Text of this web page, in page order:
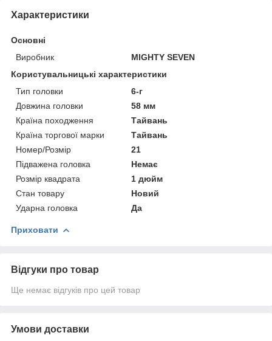
Характеристики
Основні
Виробник
MIGHTY SEVEN
Користувальницькі характеристики
Тип головки
6-г
Довжина головки
58 мм
Країна походження
Тайвань
Країна торгової марки
Тайвань
Номер/Розмір
21
Підважена головка
Немає
Розмір квадрата
1 дюйм
Стан товару
Новий
Ударна головка
Да
Приховати
Відгуки про товар
Ще немає відгуків про цей товар
Умови доставки